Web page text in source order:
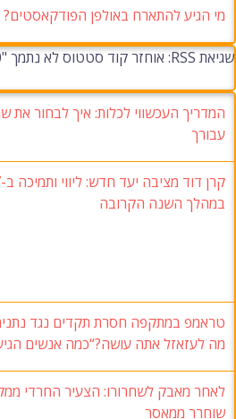
מי הגיע להתארח באולפן הפודקאסטים?
שגיאת RSS: אוחזר קוד סטטוס לא נתמך "500"
המדריך העכשווי לכלות: איך לבחור את
עבורך
במהלך השנה הקרובה
טראמפ במתקפה חסרת תקדים נגד
מה לעזאזל אתה עושה?“כמה אנשים
לאחר מאבק לשחרורו: הצעיר החרדי
שוחרר ממאסר